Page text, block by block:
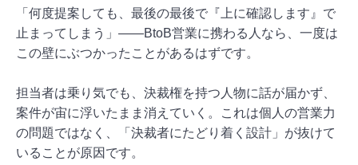
「何度提案しても、最後の最後で『上に確認します』で
止まってしまう」——BtoB営業に携わる人なら、一度は
この壁にぶつかったことがあるはずです。
担当者は乗り気でも、決裁権を持つ人物に話が届かず、
案件が宙に浮いたまま消えていく。これは個人の営業力
の問題ではなく、「決裁者にたどり着く設計」が抜けて
いることが原因です。